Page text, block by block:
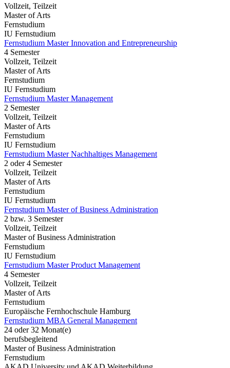
Vollzeit, Teilzeit
Master of Arts
Fernstudium
IU Fernstudium
Fernstudium Master Innovation and Entrepreneurship
4 Semester
Vollzeit, Teilzeit
Master of Arts
Fernstudium
IU Fernstudium
Fernstudium Master Management
2 Semester
Vollzeit, Teilzeit
Master of Arts
Fernstudium
IU Fernstudium
Fernstudium Master Nachhaltiges Management
2 oder 4 Semester
Vollzeit, Teilzeit
Master of Arts
Fernstudium
IU Fernstudium
Fernstudium Master of Business Administration
2 bzw. 3 Semester
Vollzeit, Teilzeit
Master of Business Administration
Fernstudium
IU Fernstudium
Fernstudium Master Product Management
4 Semester
Vollzeit, Teilzeit
Master of Arts
Fernstudium
Europäische Fernhochschule Hamburg
Fernstudium MBA General Management
24 oder 32 Monat(e)
berufsbegleitend
Master of Business Administration
Fernstudium